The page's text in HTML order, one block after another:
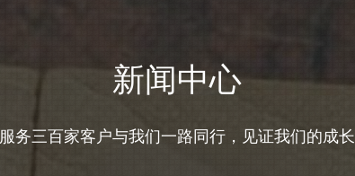
新闻中心
服务三百家客户与我们一路同行，见证我们的成长